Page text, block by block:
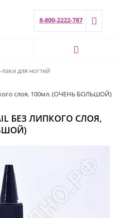
8-800-2222-787
лаки для ногтей
слоя, 100мл. (ОЧЕНЬ БОЛЬШОЙ)
БЕЗ ЛИПКОГО СЛОЯ,